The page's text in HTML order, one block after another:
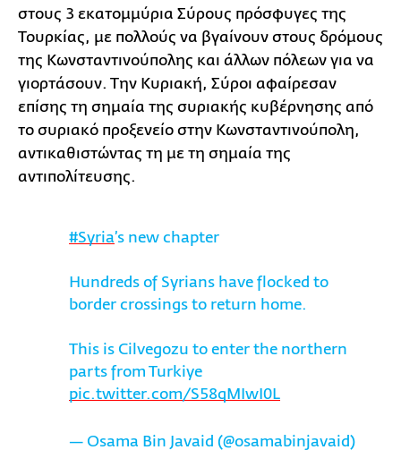
στους 3 εκατομμύρια Σύρους πρόσφυγες της
Τουρκίας, με πολλούς να βγαίνουν στους δρόμους
της Κωνσταντινούπολης και άλλων πόλεων για να
γιορτάσουν. Την Κυριακή, Σύροι αφαίρεσαν
επίσης τη σημαία της συριακής κυβέρνησης από
το συριακό προξενείο στην Κωνσταντινούπολη,
αντικαθιστώντας τη με τη σημαία της
αντιπολίτευσης.
#Syria’s new chapter
Hundreds of Syrians have flocked to
border crossings to return home.
This is Cilvegozu to enter the northern
parts from Turkiye
pic.twitter.com/S58qMIwI0L
— Osama Bin Javaid (@osamabinjavaid)